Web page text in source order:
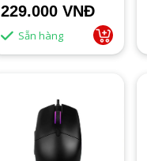
229.000 VNĐ
Sẵn hàng